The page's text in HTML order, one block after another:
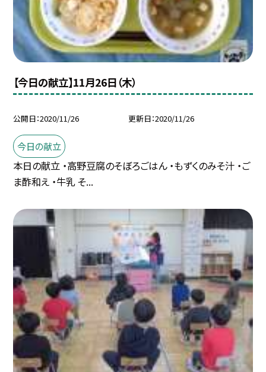
【今日の献立】11月26日（木）
公開日 2020/11/26 更新日 2020/11/26
今日の献立
本日の献立 ・高野豆腐のそぼろごはん ・もずくのみそ汁 ・ご
ま酢和え ・牛乳 そ...